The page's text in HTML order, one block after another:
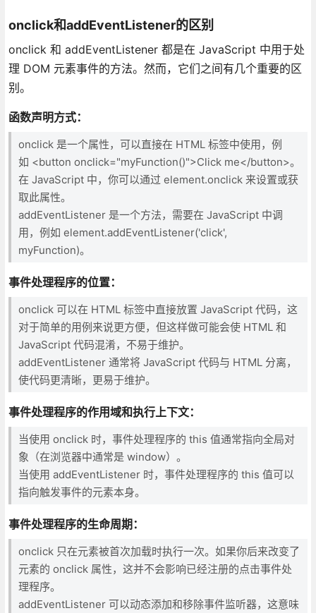
onclick和addEventListener的区别
onclick 和 addEventListener 都是在 JavaScript 中用于处
理 DOM 元素事件的方法。然而，它们之间有几个重要的区
别。
函数声明方式：
onclick 是一个属性，可以直接在 HTML 标签中使用，例
如 <button onclick="myFunction()">Click me</button>。
在 JavaScript 中，你可以通过 element.onclick 来设置或获
取此属性。
addEventListener 是一个方法，需要在 JavaScript 中调
用，例如 element.addEventListener('click',
myFunction)。
事件处理程序的位置：
onclick 可以在 HTML 标签中直接放置 JavaScript 代码，这
对于简单的用例来说更方便，但这样做可能会使 HTML 和
JavaScript 代码混淆，不易于维护。
addEventListener 通常将 JavaScript 代码与 HTML 分离，
使代码更清晰，更易于维护。
事件处理程序的作用域和执行上下文：
当使用 onclick 时，事件处理程序的 this 值通常指向全局对
象（在浏览器中通常是 window）。
当使用 addEventListener 时，事件处理程序的 this 值可以
指向触发事件的元素本身。
事件处理程序的生命周期：
onclick 只在元素被首次加载时执行一次。如果你后来改变了
元素的 onclick 属性，这并不会影响已经注册的点击事件处
理程序。
addEventListener 可以动态添加和移除事件监听器，这意味